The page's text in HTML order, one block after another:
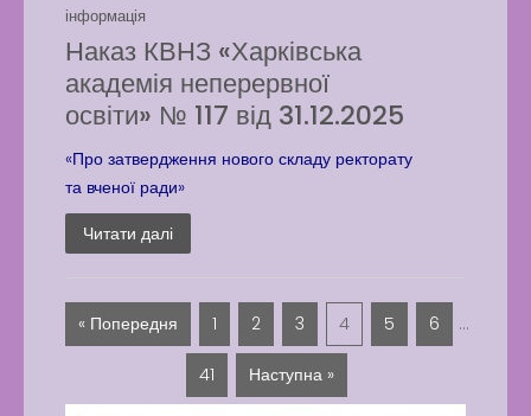
інформація
Наказ КВНЗ «Харківська
академія неперервної
освіти» № 117 від 31.12.2025
«Про затвердження нового складу ректорату
та вченої ради»
Читати далі
« Попередня 1 2 3 4 5 6 …
41 Наступна »